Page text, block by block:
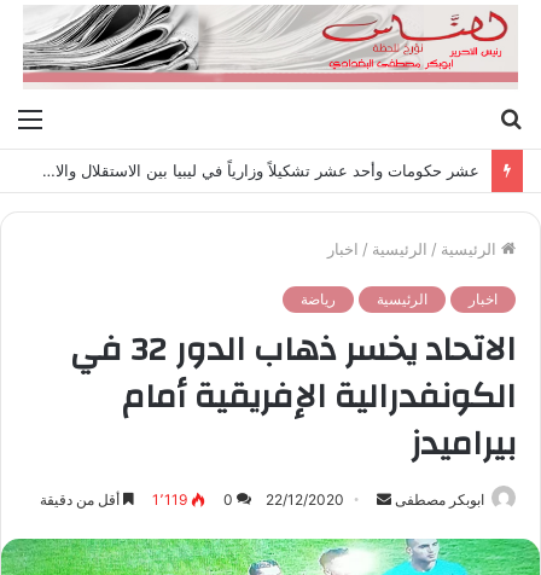
عن
عشر حكومات وأحد عشر تشكيلاً وزارياً في ليبيا بين الاستقلال والانقلاب (1951 – 1969)
الرئيسية / الرئيسية / اخبار
اخبار الرئيسية رياضة
الاتحاد يخسر ذهاب الدور 32 في
الكونفدرالية الإفريقية أمام
بيراميدز
ابوبكر مصطفى
س
22/12/2020
0 1٬119 أقل من دقيقة